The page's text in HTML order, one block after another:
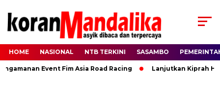
HOME NASIONAL NTB TERKINI SASAMBO
Event Fim Asia Road Racing Lanjutkan Kiprah HBK,